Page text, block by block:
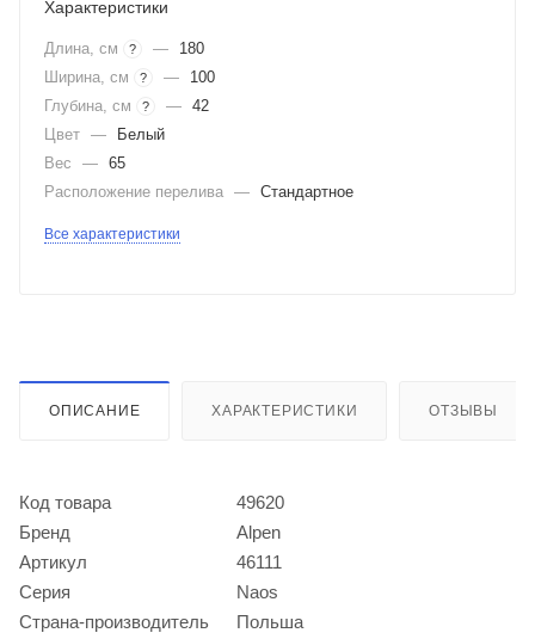
Характеристики
Длина, см ? —
180
Ширина, см
? —
100
Глубина, см
? — 42
Цвет —
Белый
Вес
— 65
Расположение перелива — Стандартное
Все характеристики
ОПИСАНИЕ ХАРАКТЕРИСТИКИ ОТЗЫВЫ
Код товара
49620
Бренд
Alpen
Артикул
46111
Серия
Naos
Страна-производитель
Польша